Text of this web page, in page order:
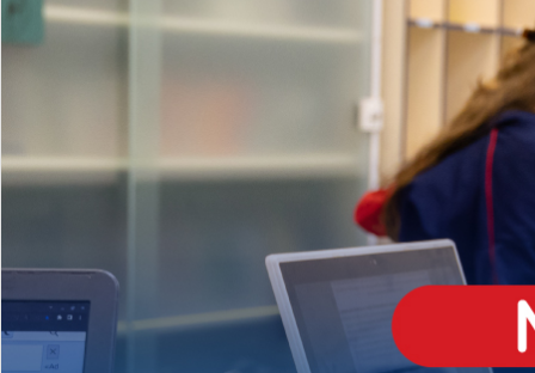
EDUCAÇÃO INFANTIL
Inglês todos os dias
MÉDIO
igh School
Dupla Diplomação